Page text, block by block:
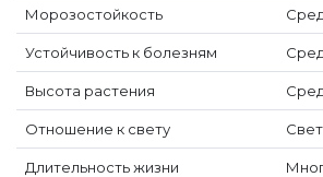
Морозостойкость
Устойчивость к болезням
Высота растения
Отношение к свету
Длительность жизни